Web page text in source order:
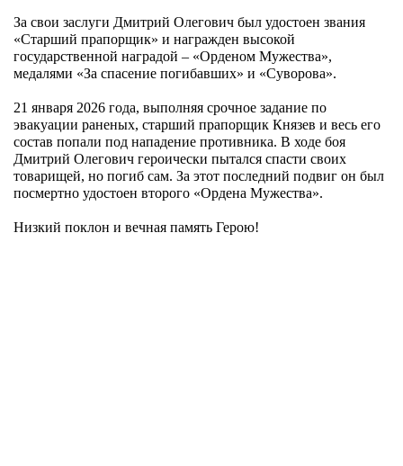
За свои заслуги Дмитрий Олегович был удостоен звания
«Старший прапорщик» и награжден высокой
государственной наградой – «Орденом Мужества»,
медалями «За спасение погибавших» и «Суворова».
21 января 2026 года, выполняя срочное задание по
эвакуации раненых, старший прапорщик Князев и весь его
состав попали под нападение противника. В ходе боя
Дмитрий Олегович героически пытался спасти своих
товарищей, но погиб сам. За этот последний подвиг он был
посмертно удостоен второго «Ордена Мужества».
Низкий поклон и вечная память Герою!